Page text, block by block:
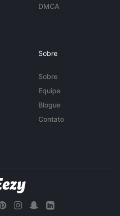
DMCA
Sobre
Sobre
Equipe
Blogue
Contato